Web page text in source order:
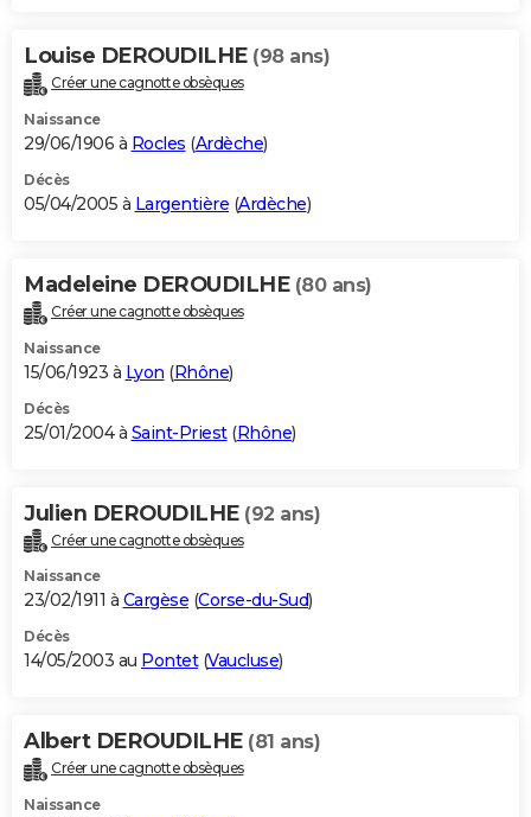
Louise DEROUDILHE (98 ans)
Créer une cagnotte obsèques
Naissance
29/06/1906 à Rocles (Ardèche)
Décès
05/04/2005 à Largentière (Ardèche)
Madeleine DEROUDILHE (80 ans)
Créer une cagnotte obsèques
Naissance
15/06/1923 à Lyon (Rhône)
Décès
25/01/2004 à Saint-Priest(Rhône)
Julien DEROUDILHE (92 ans)
Créer une cagnotte obsèques
Naissance
23/02/1911 à Cargèse (Corse-du-Sud)
Décès
14/05/2003 au Pontet(Vaucluse)
Albert DEROUDILHE (81 ans)
Créer une cagnotte obsèques
Naissance